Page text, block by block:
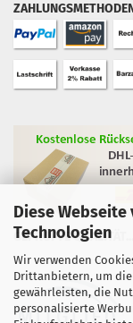
Diese
Technologien
Wir verwenden
Drittanbietern, um
gewährleisten, die
personalisierte
GEPRÜFTE QUALITÄT...